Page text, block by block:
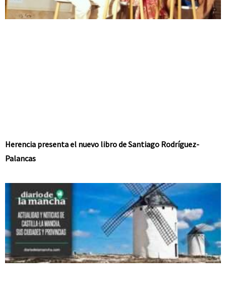
Herencia presenta el nuevo libro de Santiago Rodríguez-
Palancas